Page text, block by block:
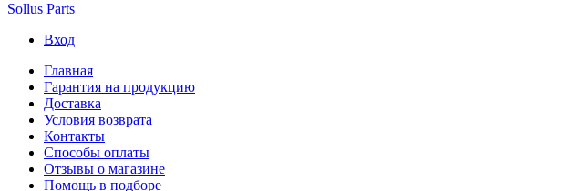
Sollus Parts
Вход
Главная
Гарантия на продукцию
Доставка
Условия возврата
Контакты
Способы оплаты
Отзывы о магазине
Помощь в подборе